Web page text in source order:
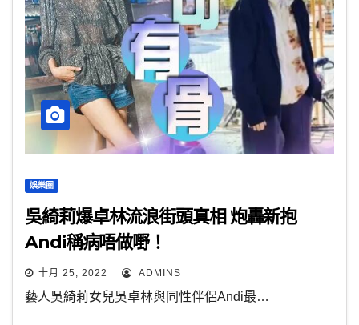
娛樂圈
吳綺莉爆卓林流浪街頭真相 炮轟新抱
Andi稱病唔做嘢！
十月 25, 2022 ADMINS
藝人吳綺莉女兒吳卓林與同性伴侶Andi最…